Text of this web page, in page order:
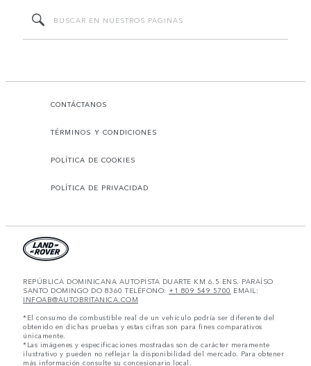
CONTÁCTANOS
TÉRMINOS Y CONDICIONES
POLÍTICA DE COOKIES
POLÍTICA DE PRIVACIDAD
REPÚBLICA DOMINICANA AUTOPISTA DUARTE KM 6.5 ENS. PARAÍSO
SANTO DOMINGO DO 8360 TELÉFONO: +1 809 549 5700 EMAIL:
INFOAB@AUTOBRITANICA.COM
*El consumo de combustible real de un vehículo podría ser diferente del
obtenido en dichas pruebas y estas cifras son para fines comparativos
únicamente.
*Las imágenes y especificaciones mostradas son de carácter meramente
ilustrativo y pueden no reflejar la disponibilidad del mercado. Para obtener
más información consulte su concesionario local.